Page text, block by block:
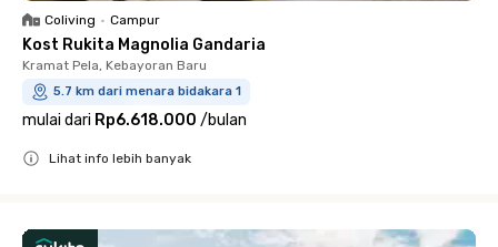
Coliving • Campur
Kost Rukita Magnolia Gandaria
Kramat Pela, Kebayoran Baru
5.7 km dari menara bidakara 1
mulai dari Rp6.618.000 /bulan
Lihat info lebih banyak